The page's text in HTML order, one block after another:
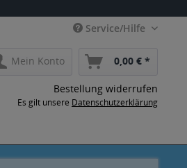
Service/Hilfe
Mein Konto 0,00 € *
Bestellung widerrufen
Es gilt unsere Datenschutzerklärung